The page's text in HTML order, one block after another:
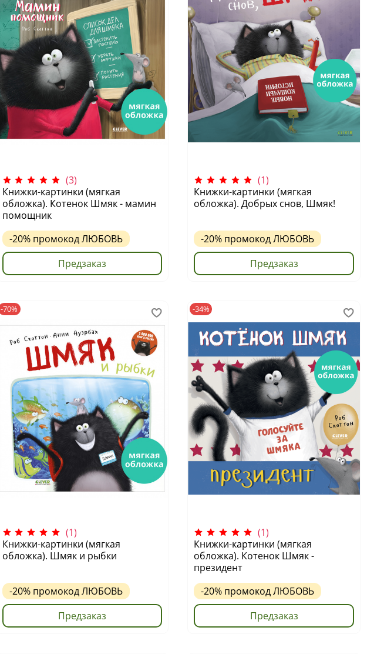
(3)
Книжки-картинки (мягкая
обложка). Котенок Шмяк - мамин
помощник
-20% промокодЛЮБОВЬ
Предзаказ
(1)
Книжки-картинки (мягкая
обложка). Добрых снов, Шмяк!
-20% промокодЛЮБОВЬ
Предзаказ
-70%
(1)
Книжки-картинки (мягкая
обложка). Шмяк и рыбки
-20% промокодЛЮБОВЬ
Предзаказ
-34%
(1)
Книжки-картинки (мягкая
обложка). Котенок Шмяк -
президент
-20% промокодЛЮБОВЬ
Предзаказ